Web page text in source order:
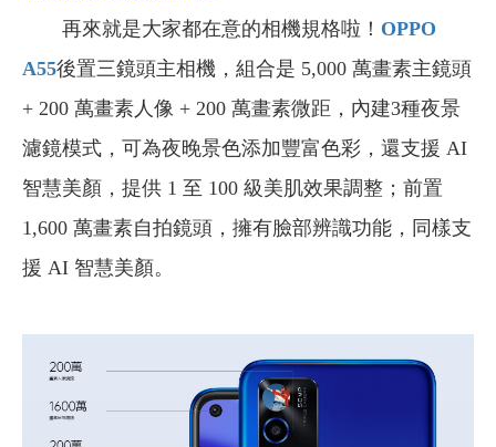
再來就是大家都在意的相機規格啦！ OPPO
A55後置三鏡頭主相機，組合是 5,000 萬畫素主鏡頭
+ 200 萬畫素人像 + 200 萬畫素微距，內建3種夜景
濾鏡模式，可為夜晚景色添加豐富色彩，還支援 AI
智慧美顏，提供 1 至 100 級美肌效果調整；前置
1,600 萬畫素自拍鏡頭，擁有臉部辨識功能，同樣支
援 AI 智慧美顏。